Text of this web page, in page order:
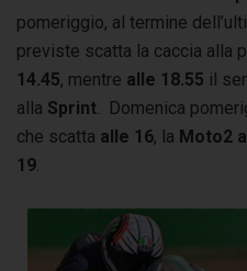
pomeriggio, al termine
previste scatta la caccia alla
14.45, mentre alle 18.55 il
alla Sprint. Domenica
che scatta alle 16, la Moto2
19.